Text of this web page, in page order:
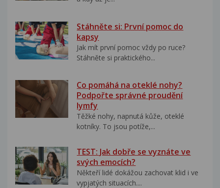
Stáhněte si: První pomoc do
kapsy
Jak mít první pomoc vždy po ruce?
Stáhněte si praktického...
Co pomáhá na oteklé nohy?
Podpořte správné proudění
lymfy
Těžké nohy, napnutá kůže, oteklé
kotníky. To jsou potíže,...
TEST: Jak dobře se vyznáte ve
svých emocích?
Někteří lidé dokážou zachovat klid i ve
vypjatých situacích....